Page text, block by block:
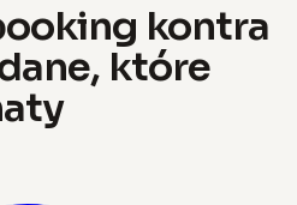
kontra
które